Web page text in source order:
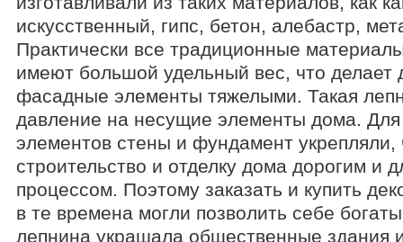
искусственный, гипс, бетон, алебастр,
Практически все традиционные
имеют большой удельный вес, что делает
фасадные элементы тяжелыми. Такая
давление на несущие элементы дома. Для
элементов стены и фундамент укрепляли,
строительство и отделку дома дорогим и
процессом. Поэтому заказать и купить
в те времена могли позволить себе
лепнина украшала общественные здания